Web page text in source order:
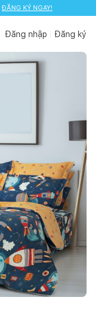
ĐĂNG KÝ NGAY!
Đăng nhập Đăng ký